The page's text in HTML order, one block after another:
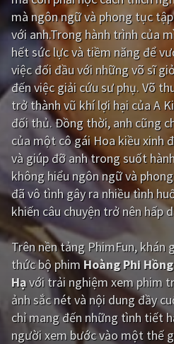
Giật gân
Bí ẩn
Viễn Tây
GameShow
QUỐC GIA
Âu - Mỹ
Hàn Quốc
Ấn Độ
Tổng hợp
CẬP NHẬT
PHIM MỚI
mà ngôn ngữ và phong tục
với anh.Trong hành trình của
hết sức lực và tiềm năng để
việc đối đầu với những võ sĩ
đến việc giải cứu sư phụ. Võ
trở thành vũ khí lợi hại của A
đối thủ. Đồng thời, anh cũng
của một cô gái Hoa kiều xinh
và giúp đỡ anh trong suốt
không hiểu ngôn ngữ và
đã vô tình gây ra nhiều tình
khiến câu chuyện trở nên hấp
Trên nền tảng PhimFun, khán
thức bộ phimHoàng Phi
Hạvới trải nghiệm xem phim
ảnh sắc nét và nội dung đầy
chỉ mang đến những tình tiết
người xem bước vào một thế